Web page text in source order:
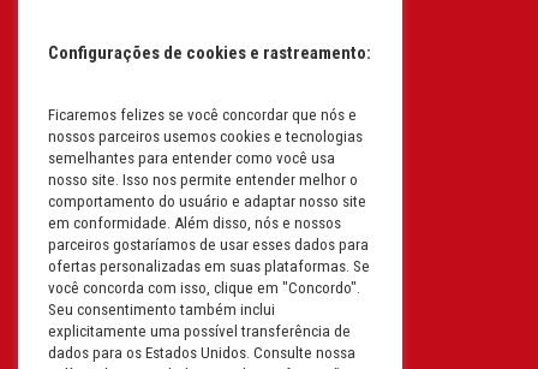
I.E: 382.096.357.1147
Filial: Av. Odila Chaves Rodrigues,
1277
Parque industrial RM - Condomínio
Therapark - Jundiaí - São Paulo
CEP: 13.213-087 | CNPJ:
61.193.496/0018-08
I.E: 407.642.800.114
Filial: Rua em Projeto G, 728 – Letra A
Configurações de cookies e rastreamento:
Ficaremos felizes se você concordar que nós e
nossos parceiros usemos cookies e tecnologias
semelhantes para entender como você usa
nosso site. Isso nos permite entender melhor o
comportamento do usuário e adaptar nosso site
em conformidade. Além disso, nós e nossos
parceiros gostaríamos de usar esses dados para
ofertas personalizadas em suas plataformas. Se
você concorda com isso, clique em "Concordo".
Seu consentimento também inclui
explicitamente uma possível transferência de
dados para os Estados Unidos. Consulte nossa